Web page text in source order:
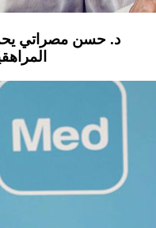
د. حسن مصراتي